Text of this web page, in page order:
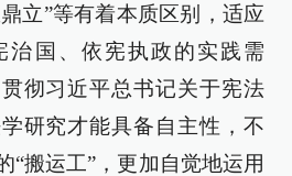
立”等有着本质区别，适应
治国、依宪执政的实践需
彻习近平总书记关于宪法
研究才能具备自主性，不
“搬运工”，更加自觉地运用